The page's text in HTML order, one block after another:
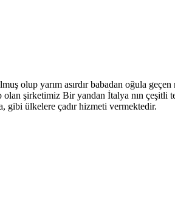
olup yarım asırdır babadan oğula
şirketimiz Bir yandan İtalya nın
gibi ülkelere çadır hizmeti vermektedir.